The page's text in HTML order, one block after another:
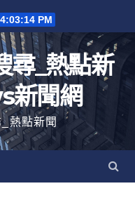
4:03:15 PM
尋_熱點新
新聞網
熱點新聞